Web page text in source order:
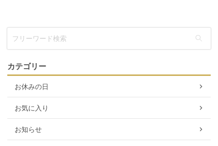
カテゴリー
お休みの日
お気に入り
お知らせ